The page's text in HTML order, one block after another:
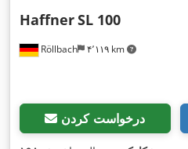
Röllbach ۴٬۱۱۹ km
HaffnerSL 100
درخواست کردن